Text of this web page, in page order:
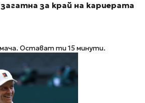
за край на кариерата
мача. Остават ти 15 минути.